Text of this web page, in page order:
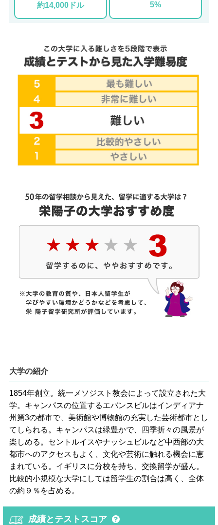
約14,000ドル 5%
大学の紹介
1854年創立。統一メソジスト教会によって設立された大
学。キャンパスの位置するエバンスビルはインディアナ
州第3の都市で、美術館や博物館の充実した芸術都市とし
てしられる。キャンパスは緑豊かで、四季折々の風景が
楽しめる。セントルイスやナッシュビルなど中西部の大
都市へのアクセスもよく、文化や芸術に触れる機会に恵
まれている。イギリスに分校を持ち、交換留学が盛ん。
比較的小規模な大学にしては留学生の割合は高く、全体
の約９％を占める。
成績とテストスコア